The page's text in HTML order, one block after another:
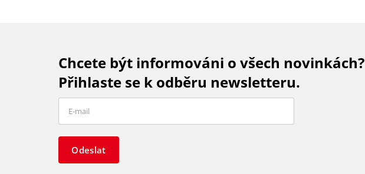
Chcete být informováni o všech novinkách?
Přihlaste se k odběru newsletteru.
Odeslat